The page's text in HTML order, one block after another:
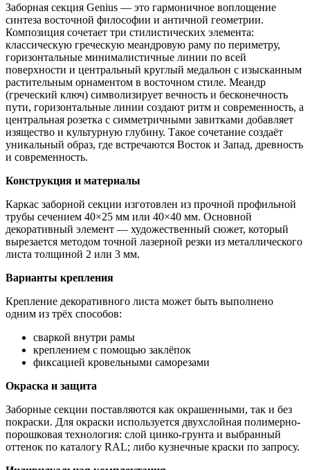
Заборная секция Genius — это гармоничное воплощение
синтеза восточной философии и античной геометрии.
Композиция сочетает три стилистических элемента:
классическую греческую меандровую раму по периметру,
горизонтальные минималистичные линии по всей
поверхности и центральный круглый медальон с изысканным
растительным орнаментом в восточном стиле. Меандр
(греческий ключ) символизирует вечность и бесконечность
пути, горизонтальные линии создают ритм и современность, а
центральная розетка с симметричными завитками добавляет
изящество и культурную глубину. Такое сочетание создаёт
уникальный образ, где встречаются Восток и Запад, древность
и современность.
Конструкция и материалы
Каркас заборной секции изготовлен из прочной профильной
трубы сечением 40×25 мм или 40×40 мм. Основной
декоративный элемент — художественный сюжет, который
вырезается методом точной лазерной резки из металлического
листа толщиной 2 или 3 мм.
Варианты крепления
Крепление декоративного листа может быть выполнено
одним из трёх способов:
сваркой внутри рамы
креплением с помощью заклёпок
фиксацией кровельными саморезами
Окраска и защита
Заборные секции поставляются как окрашенными, так и без
покраски. Для окраски используется двухслойная полимерно-
порошковая технология: слой цинко-грунта и выбранный
оттенок по каталогу RAL; либо кузнечные краски по запросу.